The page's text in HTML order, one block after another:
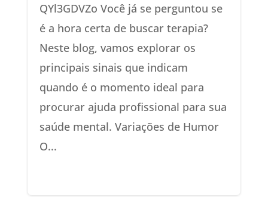
QYl3GDVZo Você já se perguntou se
é a hora certa de buscar terapia?
Neste blog, vamos explorar os
principais sinais que indicam
quando é o momento ideal para
procurar ajuda profissional para sua
saúde mental. Variações de Humor
O...